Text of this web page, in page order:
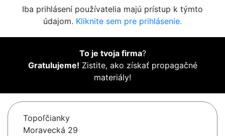
Iba prihlásení používatelia majú prístup k týmto
údajom. Kliknite sem pre prihlásenie.
To je tvoja firma?
Gratulujeme! Zistite, ako získať propagačné
materiály!
Topoľčianky
Moravecká 29